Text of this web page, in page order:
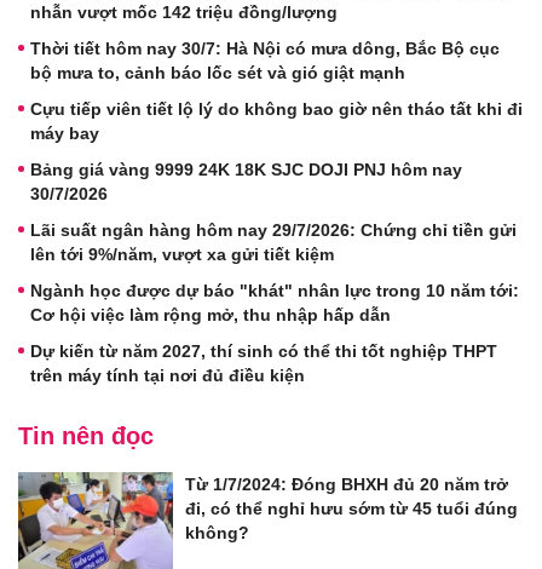
nhẫn vượt mốc 142 triệu đồng/lượng
Thời tiết hôm nay 30/7: Hà Nội có mưa dông, Bắc Bộ cục
bộ mưa to, cảnh báo lốc sét và gió giật mạnh
Cựu tiếp viên tiết lộ lý do không bao giờ nên tháo tất khi đi
máy bay
Bảng giá vàng 9999 24K 18K SJC DOJI PNJ hôm nay
30/7/2026
Lãi suất ngân hàng hôm nay 29/7/2026: Chứng chỉ tiền gửi
lên tới 9%/năm, vượt xa gửi tiết kiệm
Ngành học được dự báo "khát" nhân lực trong 10 năm tới:
Cơ hội việc làm rộng mở, thu nhập hấp dẫn
Dự kiến từ năm 2027, thí sinh có thể thi tốt nghiệp THPT
trên máy tính tại nơi đủ điều kiện
Tin nên đọc
Từ 1/7/2024: Đóng BHXH đủ 20 năm trở
đi, có thể nghỉ hưu sớm từ 45 tuổi đúng
không?